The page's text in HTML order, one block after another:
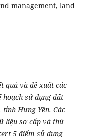
management, land
quả và đề xuất các
hoạch sử dụng đất
Hưng Yên. Các
liệu sơ cấp và thứ
5 điểm sử dụng